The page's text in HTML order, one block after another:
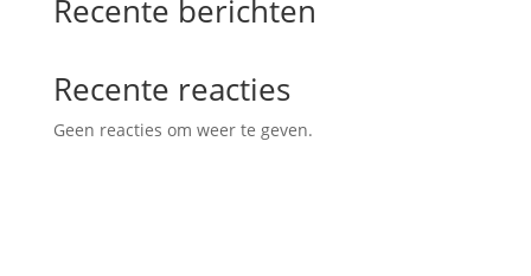
Recente berichten
Recente reacties
Geen reacties om weer te geven.